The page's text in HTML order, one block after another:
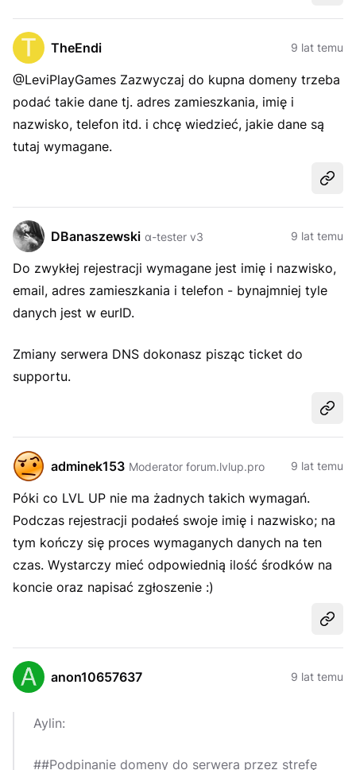
TheEndi 9 lat temu
@LeviPlayGames Zazwyczaj do kupna domeny trzeba
podać takie dane tj. adres zamieszkania, imię i
nazwisko, telefon itd. i chcę wiedzieć, jakie dane są
tutaj wymagane.
DBanaszewski α-tester v3 9 lat temu
Do zwykłej rejestracji wymagane jest imię i nazwisko,
email, adres zamieszkania i telefon - bynajmniej tyle
danych jest w eurID.
Zmiany serwera DNS dokonasz pisząc ticket do
supportu.
adminek153 Moderator forum.lvlup.pro 9 lat temu
Póki co LVL UP nie ma żadnych takich wymagań.
Podczas rejestracji podałeś swoje imię i nazwisko; na
tym kończy się proces wymaganych danych na ten
czas. Wystarczy mieć odpowiednią ilość środków na
koncie oraz napisać zgłoszenie :)
anon10657637 9 lat temu
Aylin:
##Podpinanie domeny do serwera przez strefę